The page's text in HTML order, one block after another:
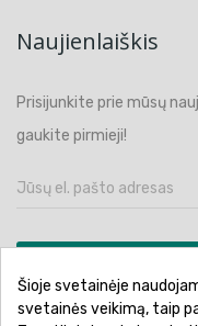
Naujienlaiškis
Prisijunkite prie mūsų
gaukite pirmieji!
Šioje svetainėje
svetainės veikimą, taip